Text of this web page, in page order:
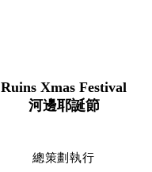
Ruins Xmas Festival
​河邊耶誕節
總策劃執行​